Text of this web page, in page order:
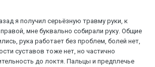
я получил серьёзную травму руки, к
мне буквально собирали руку. Общие
рука работает без проблем, болей нет,
суставов тоже нет, но частично
до локтя. Пальцы и предплечье